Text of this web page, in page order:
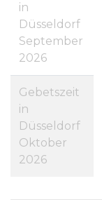
in
Düsseldorf
September
2026
Gebetszeit
in
Düsseldorf
Oktober
2026